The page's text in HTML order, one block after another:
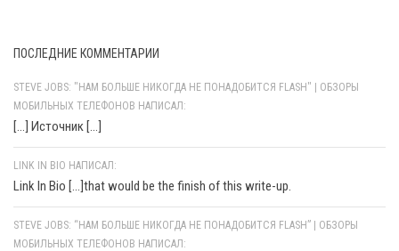
ПОСЛЕДНИЕ КОММЕНТАРИИ
STEVE JOBS: "НАМ БОЛЬШЕ НИКОГДА НЕ ПОНАДОБИТСЯ FLASH" | ОБЗОРЫ
МОБИЛЬНЫХ ТЕЛЕФОНОВ НАПИСАЛ:
[…] Источник […]
LINK IN BIO НАПИСАЛ:
Link In Bio [...]that would be the finish of this write-up.
STEVE JOBS: “НАМ БОЛЬШЕ НИКОГДА НЕ ПОНАДОБИТСЯ FLASH” | ОБЗОРЫ
МОБИЛЬНЫХ ТЕЛЕФОНОВ НАПИСАЛ: